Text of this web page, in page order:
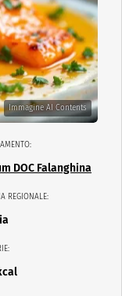
Immagine AI Contents
DOC Falanghina
REGIONALE: